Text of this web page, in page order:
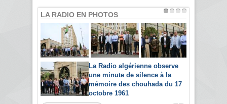
LA RADIO EN PHOTOS
La Radio algérienne observe
une minute de silence à la
mémoire des chouhada du 17
octobre 1961